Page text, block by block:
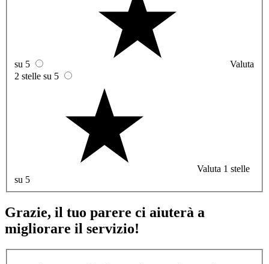
su 5
Valuta
2 stelle su 5
Valuta 1 stelle
su 5
Grazie, il tuo parere ci aiuterà a
migliorare il servizio!